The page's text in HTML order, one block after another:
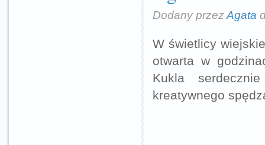
Dodany przez Agata
W świetlicy
otwarta w
Kukla
kreatywnego